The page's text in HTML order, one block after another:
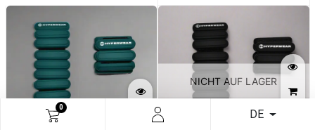
0
DE
NICHT AUF LAGER